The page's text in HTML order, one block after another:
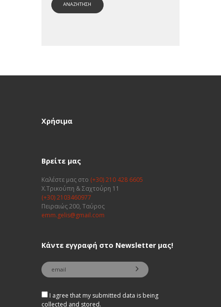
ΑΝΑΖΗΤΗΣΗ
Χρήσιμα
Βρείτε μας
Καλέστε μας στο (+30) 210 428 6605
Χ.Τρικούπη & Σαχτούρη 11
(+30) 2103460977
Πειραιώς 200, Ταύρος
emm.gelis@gmail.com
Κάντε εγγραφή στο Newsletter μας!
I agree that my submitted data is being
collected and stored.